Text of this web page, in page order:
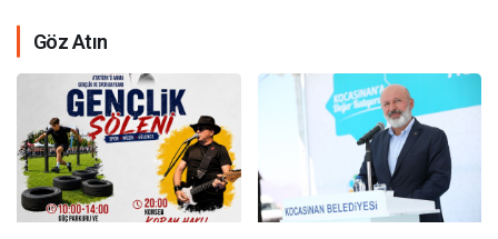
Göz Atın